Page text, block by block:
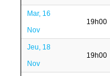
Mar, 16
Nov
19h00
Jeu, 18
Nov
19h00